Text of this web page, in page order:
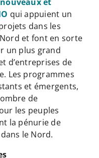
qui appuient un
dans les
et font en sorte
un plus grand
d’entreprises de
Les programmes
et émergents,
de
les peuples
la pénurie de
le Nord.